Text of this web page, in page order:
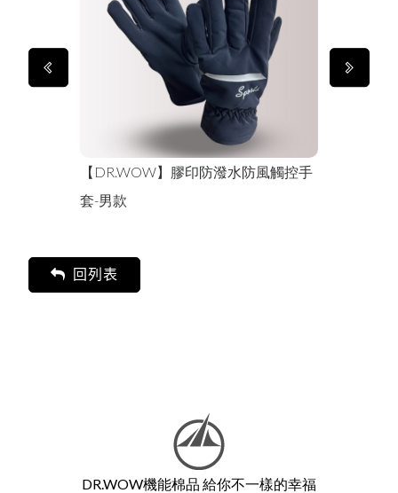
膠印防潑水防風觸控手 【DR.WOW】冰絲機能短褲-黑色
回列表
DR.WOW機能棉品 給你不一樣的幸福